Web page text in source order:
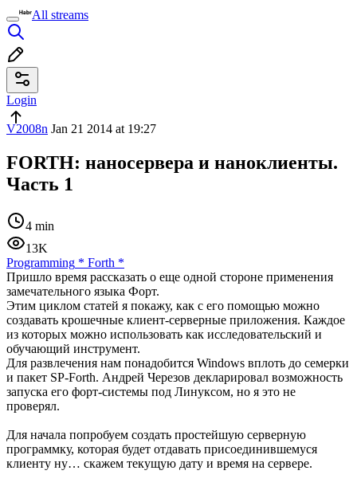
All streams
Login
V2008n Jan 21 2014 at 19:27
FORTH: наносервера и наноклиенты.
Часть 1
4 min
13K
Programming * Forth *
Пришло время рассказать о еще одной стороне применения
замечательного языка Форт.
Этим циклом статей я покажу, как с его помощью можно
создавать крошечные клиент-серверные приложения. Каждое
из которых можно использовать как исследовательский и
обучающий инструмент.
Для развлечения нам понадобится Windows вплоть до семерки
и пакет SP-Forth. Андрей Черезов декларировал возможность
запуска его форт-системы под Линуксом, но я это не
проверял.
Для начала попробуем создать простейшую серверную
программку, которая будет отдавать присоединившемуся
клиенту ну… скажем текущую дату и время на сервере.